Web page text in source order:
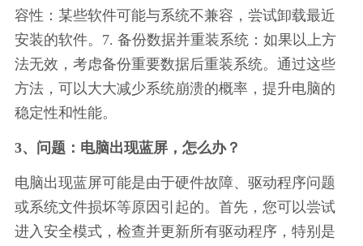
容性：某些软件可能与系统不兼容，尝试卸载最近
安装的软件。7. 备份数据并重装系统：如果以上方
法无效，考虑备份重要数据后重装系统。通过这些
方法，可以大大减少系统崩溃的概率，提升电脑的
稳定性和性能。
3、问题：电脑出现蓝屏，怎么办？
电脑出现蓝屏可能是由于硬件故障、驱动程序问题
或系统文件损坏等原因引起的。首先，您可以尝试
进入安全模式，检查并更新所有驱动程序，特别是